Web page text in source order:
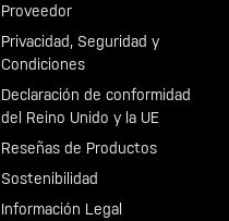
Proveedor
Privacidad, Seguridad y
Condiciones
Declaración de conformidad
del Reino Unido y la UE
Reseñas de Productos
Sostenibilidad
Información Legal